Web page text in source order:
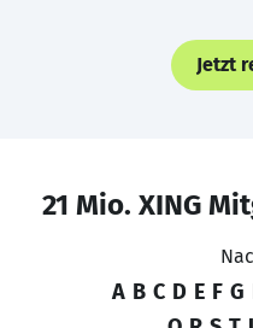
Jetzt
21 Mio. XING
A B C D E F G